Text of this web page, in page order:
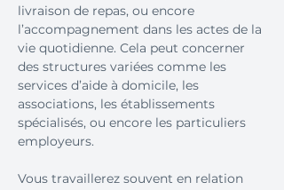
livraison de repas, ou encore
l’accompagnement dans les actes de la
vie quotidienne. Cela peut concerner
des structures variées comme les
services d’aide à domicile, les
associations, les établissements
spécialisés, ou encore les particuliers
employeurs.
Vous travaillerez souvent en relation